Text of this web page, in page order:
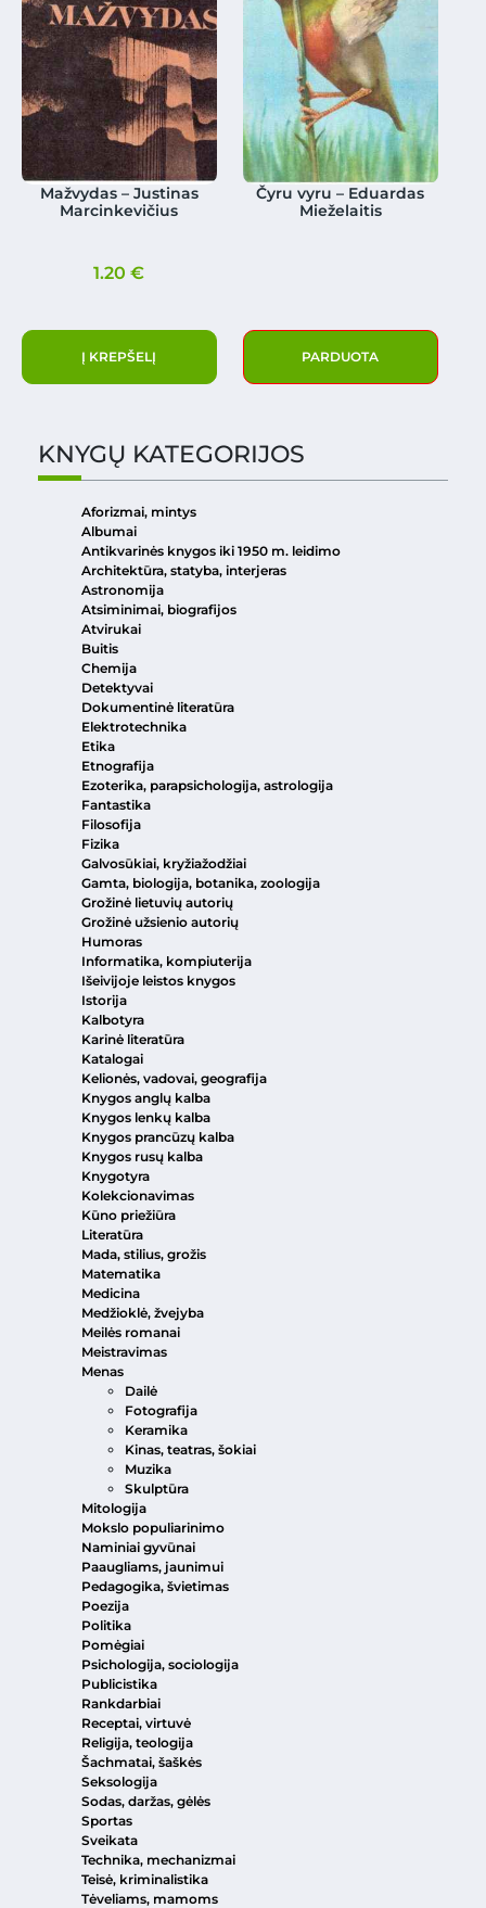
Mažvydas – Justinas
Marcinkevičius
1.20€
Į KREPŠELĮ
Čyru vyru – Eduardas
Mieželaitis
PARDUOTA
KNYGŲ KATEGORIJOS
Aforizmai, mintys
Albumai
Antikvarinės knygos iki 1950 m. leidimo
Architektūra, statyba, interjeras
Astronomija
Atsiminimai, biografijos
Atvirukai
Buitis
Chemija
Detektyvai
Dokumentinė literatūra
Elektrotechnika
Etika
Etnografija
Ezoterika, parapsichologija, astrologija
Fantastika
Filosofija
Fizika
Galvosūkiai, kryžiažodžiai
Gamta, biologija, botanika, zoologija
Grožinė lietuvių autorių
Grožinė užsienio autorių
Humoras
Informatika, kompiuterija
Išeivijoje leistos knygos
Istorija
Kalbotyra
Karinė literatūra
Katalogai
Kelionės, vadovai, geografija
Knygos anglų kalba
Knygos lenkų kalba
Knygos prancūzų kalba
Knygos rusų kalba
Knygotyra
Kolekcionavimas
Kūno priežiūra
Literatūra
Mada, stilius, grožis
Matematika
Medicina
Medžioklė, žvejyba
Meilės romanai
Meistravimas
Menas
Dailė
Fotografija
Keramika
Kinas, teatras, šokiai
Muzika
Skulptūra
Mitologija
Mokslo populiarinimo
Naminiai gyvūnai
Paaugliams, jaunimui
Pedagogika, švietimas
Poezija
Politika
Pomėgiai
Psichologija, sociologija
Publicistika
Rankdarbiai
Receptai, virtuvė
Religija, teologija
Šachmatai, šaškės
Seksologija
Sodas, daržas, gėlės
Sportas
Sveikata
Technika, mechanizmai
Teisė, kriminalistika
Tėveliams, mamoms